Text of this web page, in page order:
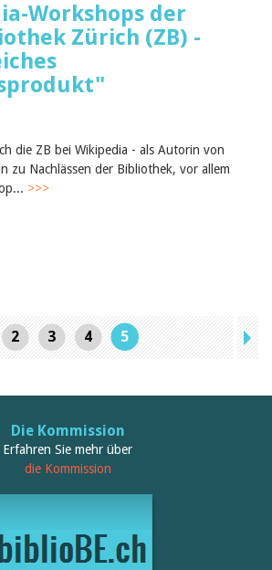
Workshops der
Zürich (ZB) -
die ZB bei Wikipedia - als Autorin von
zu Nachlässen der Bibliothek, vor allem
>>>
2 3 4 5
Die Kommission
Erfahren Sie mehr über
die Kommission